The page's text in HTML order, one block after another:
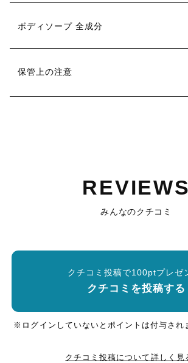
ボディソープ 全成分
保管上の注意
REVIEWS
みんなのクチコミ
クチコミ投稿で100ptプレゼ
クチコミを投稿する
※ログインしていないとポイントは付与され
クチコミ投稿について詳しく見